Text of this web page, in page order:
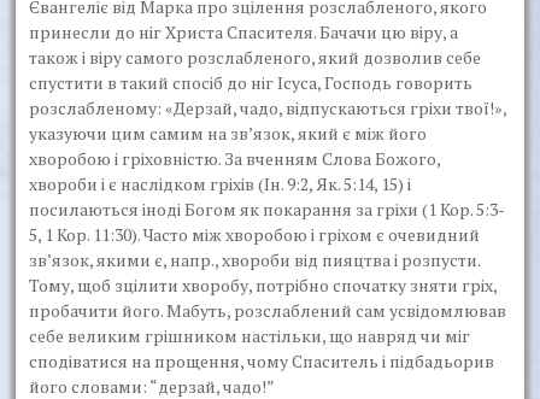
Євангеліє від Марка про зцілення розслабленого, якого
принесли до ніг Христа Спасителя. Бачачи цю віру, а
також і віру самого розслабленого, який дозволив себе
спустити в такий спосіб до ніг Ісуса, Господь говорить
розслабленому: «Дерзай, чадо, відпускаються гріхи твої!»,
указуючи цим самим на зв’язок, який є між його
хворобою і гріховністю. За вченням Слова Божого,
хвороби і є наслідком гріхів (Ін. 9:2, Як. 5:14, 15) і
посилаються іноді Богом як покарання за гріхи (1 Кор. 5:3-
5, 1 Кор. 11:30). Часто між хворобою і гріхом є очевидний
зв’язок, якими є, напр., хвороби від пияцтва і розпусти.
Тому, щоб зцілити хворобу, потрібно спочатку зняти гріх,
пробачити його. Мабуть, розслаблений сам усвідомлював
себе великим грішником настільки, що навряд чи міг
сподіватися на прощення, чому Спаситель і підбадьорив
його словами: “дерзай, чадо!”